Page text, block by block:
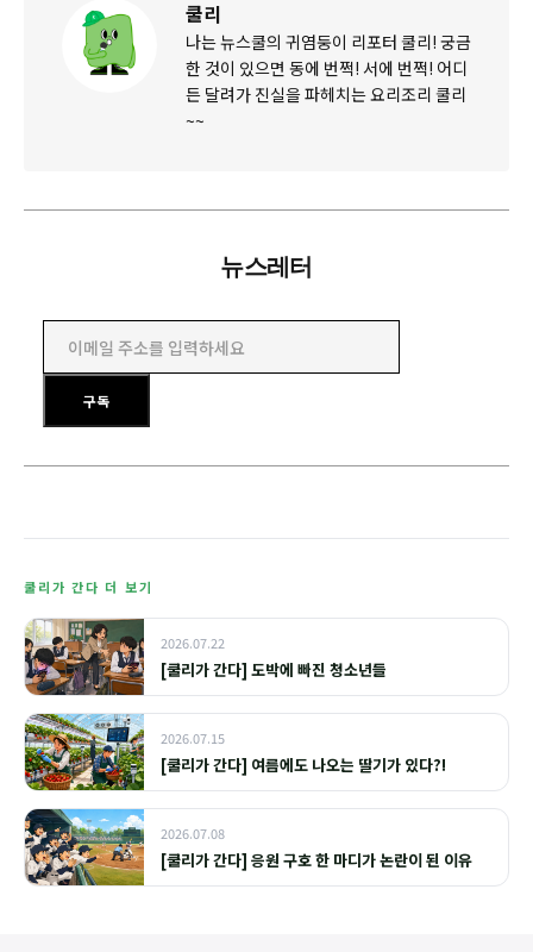
쿨리
나는 뉴스쿨의 귀염둥이 리포터 쿨리! 궁금
한 것이 있으면 동에 번쩍! 서에 번쩍! 어디
든 달려가 진실을 파헤치는 요리조리 쿨리
~~
뉴스레터
구독
쿨리가 간다 더 보기
2026.07.22
[쿨리가 간다] 도박에 빠진 청소년들
2026.07.15
[쿨리가 간다] 여름에도 나오는 딸기가 있다?!
2026.07.08
[쿨리가 간다] 응원 구호 한 마디가 논란이 된 이유